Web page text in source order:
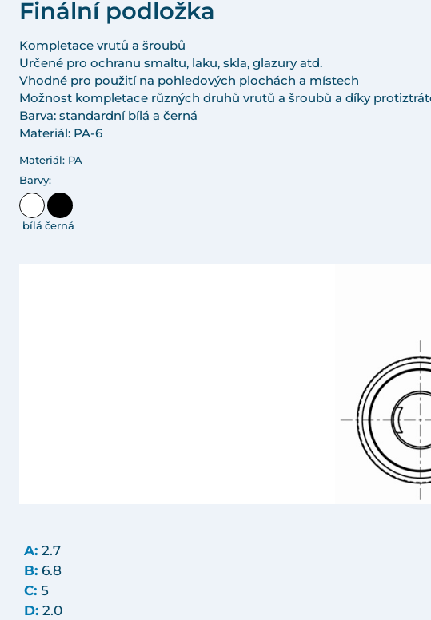
Finální podložka
Kompletace vrutů a šroubů
Určené pro ochranu smaltu, laku, skla, glazury atd.
Vhodné pro použití na pohledových plochách a místech
Možnost kompletace různých druhů vrutů a šroubů a díky
Barva: standardní bílá a černá
Materiál: PA-6
Materiál: PA
Barvy:
bílá černá
A: 2.7
B: 6.8
C: 5
D: 2.0